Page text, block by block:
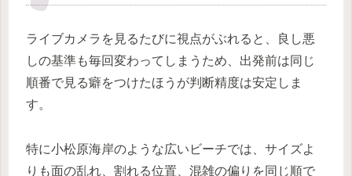
ライブカメラを見るたびに視点がぶれると、良し悪
しの基準も毎回変わってしまうため、出発前は同じ
順番で見る癖をつけたほうが判断精度は安定しま
す。
特に小松原海岸のような広いビーチでは、サイズよ
りも面の乱れ、割れる位置、混雑の偏りを同じ順で